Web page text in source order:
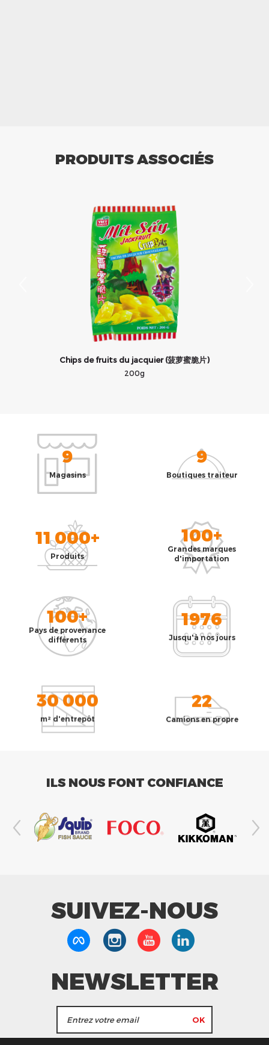
PRODUITS ASSOCIÉS
Chips de fruits du jacquier (菠萝蜜脆片)
200g
9
Magasins
9
Boutiques traiteur
11 000+
Produits
100+
Grandes marques
d'importation
100+
Pays de provenance
différents
1976
Jusqu'à nos jours
30 000
m² d'entrepôt
22
Camions en propre
ILS NOUS FONT CONFIANCE
SUIVEZ-NOUS
NEWSLETTER